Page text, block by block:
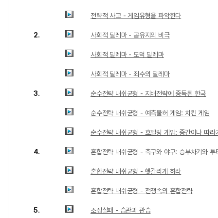
전략적 사고 - 게임유형을 파악한다
2. 사회적 딜레마 - 공유지의 비극
사회적 딜레마 - 도덕 딜레마
사회적 딜레마 - 죄수의 딜레마
3. 순수전략 내쉬균형 - 지배전략에 중독된 한국
순수전략 내쉬균형 - 예측불허 게임: 치킨 게임
순수전략 내쉬균형 - 호텔링 게임: 중간이나 따라
4. 혼합전략 내쉬균형 - 축구와 야구: 승부차기와 투
혼합전략 내쉬균형 - 헷갈리게 하라
혼합전략 내쉬균형 - 전쟁속의 혼합전략
5. 조정실패 - 습관과 관습